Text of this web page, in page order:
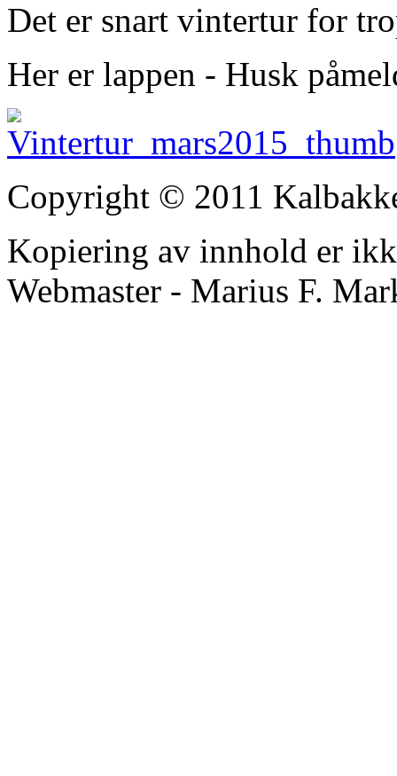
Det er snart vintertur for
Her er lappen - Husk
Copyright © 2011
Kopiering av innhold er
Webmaster - Marius F.